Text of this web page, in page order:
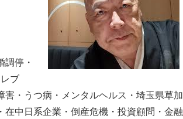
調停・
ブ
・うつ病・メンタルヘルス・埼玉県草加
中日系企業・倒産危機・投資顧問・金融